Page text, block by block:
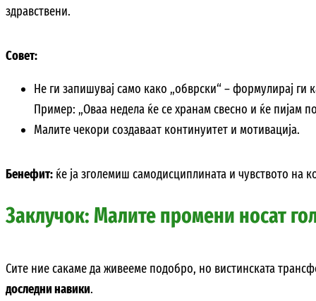
здравствени.
Совет:
Не ги запишувај само како „обврски“ – формулирај ги
Пример: „Оваа недела ќе се хранам свесно и ќе пијам
Малите чекори создаваат континуитет и мотивација.
Бенефит: ќе ја зголемиш самодисциплината и чувството на
Заклучок: Малите промени носат
Сите ние сакаме да живееме подобро, но вистинската
доследни навики.